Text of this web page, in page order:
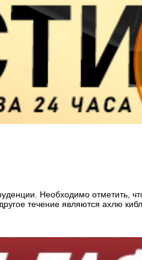
Необходимо отметить,
течение являются ахлю